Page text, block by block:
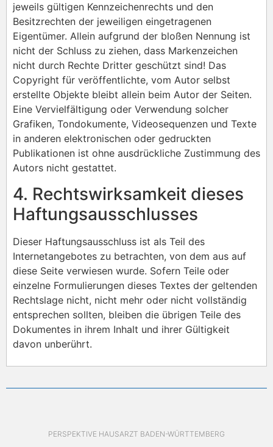
jeweils gültigen Kennzeichenrechts und den
Besitzrechten der jeweiligen eingetragenen
Eigentümer. Allein aufgrund der bloßen Nennung ist
nicht der Schluss zu ziehen, dass Markenzeichen
nicht durch Rechte Dritter geschützt sind! Das
Copyright für veröffentlichte, vom Autor selbst
erstellte Objekte bleibt allein beim Autor der Seiten.
Eine Vervielfältigung oder Verwendung solcher
Grafiken, Tondokumente, Videosequenzen und Texte
in anderen elektronischen oder gedruckten
Publikationen ist ohne ausdrückliche Zustimmung des
Autors nicht gestattet.
4. Rechtswirksamkeit dieses
Haftungsausschlusses
Dieser Haftungsausschluss ist als Teil des
Internetangebotes zu betrachten, von dem aus auf
diese Seite verwiesen wurde. Sofern Teile oder
einzelne Formulierungen dieses Textes der geltenden
Rechtslage nicht, nicht mehr oder nicht vollständig
entsprechen sollten, bleiben die übrigen Teile des
Dokumentes in ihrem Inhalt und ihrer Gültigkeit
davon unberührt.
PERSPEKTIVE HAUSARZT BADEN-WÜRTTEMBERG